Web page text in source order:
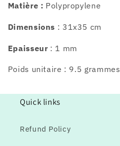
Matière : Polypropylene
Dimensions : 31x35 cm
Epaisseur : 1 mm
Poids unitaire : 9.5 grammes
Quick links
Refund Policy